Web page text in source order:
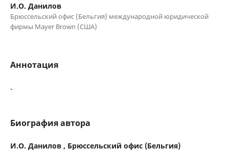
И.О. Данилов
Брюссельский офис (Бельгия) международной юридической
фирмы Mayer Brown (США)
Аннотация
-
Биография автора
И.О. Данилов , Брюссельский офис (Бельгия)